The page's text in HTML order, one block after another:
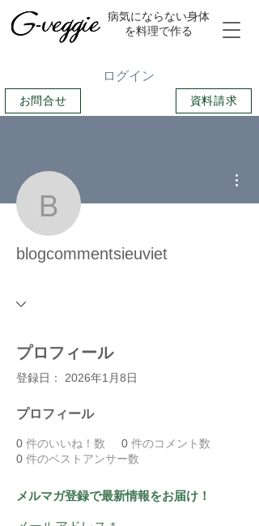
​病気にならない身体
を料理で作る
お問合せ
ログイン
資料請求
blogcommentsieuviet
プロフィール
登録日： 2026年1月8日
プロフィール
0 件のいいね！数 0 件のコメント数
0 件のベストアンサー数
メルマガ登録で最新情報をお届け！